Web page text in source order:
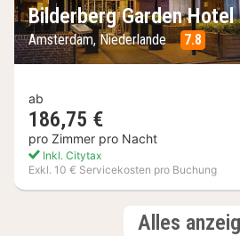
Bilderberg Garden
Amsterdam, Niederlande 7.8
ab
186,75 €
pro Zimmer pro Nacht
Inkl. Citytax
Exkl. 10 € Servicekosten pro Buchung
Alles